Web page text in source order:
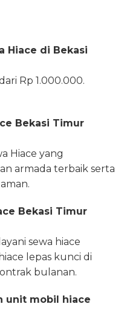
Hiace di Bekasi
Rp 1.000.000.
Bekasi Timur
Hiace yang
armada terbaik serta
Bekasi Timur
sewa hiace
lepas kunci di
bulanan.
unit mobil hiace